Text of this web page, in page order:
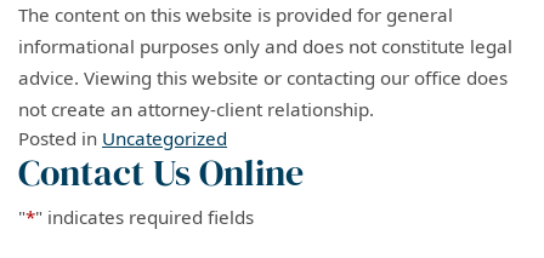
The content on this website is provided for general
informational purposes only and does not constitute legal
advice. Viewing this website or contacting our office does
not create an attorney-client relationship.
Posted in Uncategorized
Contact Us Online
"*" indicates required fields